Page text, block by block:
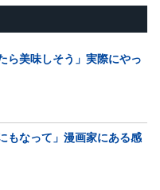
ら美味しそう」実際にやっ
もなって」漫画家にある感